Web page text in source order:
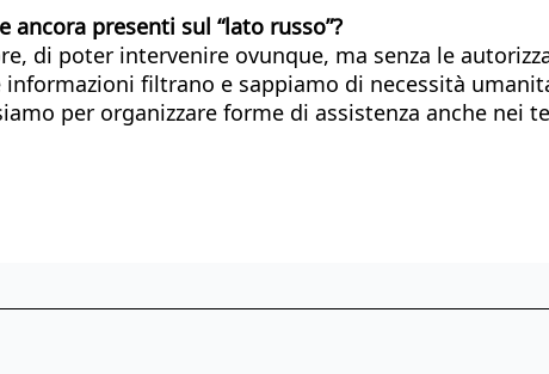
presenti sul “lato russo”?
di poter intervenire ovunque, ma senza le
filtrano e sappiamo di necessità
per organizzare forme di assistenza anche nei